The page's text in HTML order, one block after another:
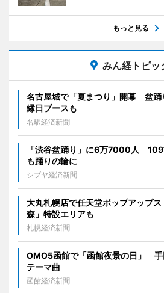
もっと見る
みん経トピッ
名古屋城で「夏まつり」開幕 盆踊
縁日ブースも
名駅経済新聞
「渋谷盆踊り」に6万7000人 109
も踊りの輪に
シブヤ経済新聞
大丸札幌店で任天堂ポップアップ
森」特設エリアも
札幌経済新聞
OMO5函館で「函館夜景の日」 手
テーマ曲
函館経済新聞